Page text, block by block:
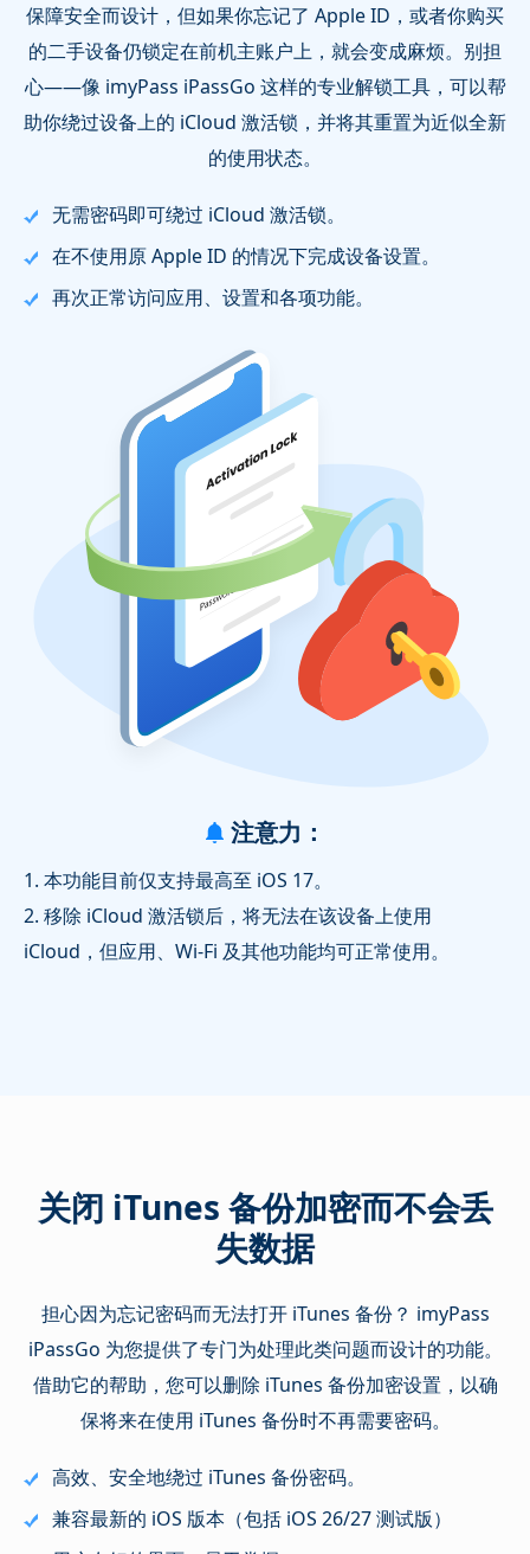
保障安全而设计，但如果你忘记了 Apple ID，或者你购买
的二手设备仍锁定在前机主账户上，就会变成麻烦。别担
心——像 imyPass iPassGo 这样的专业解锁工具，可以帮
助你绕过设备上的 iCloud 激活锁，并将其重置为近似全新
的使用状态。
无需密码即可绕过 iCloud 激活锁。
在不使用原 Apple ID 的情况下完成设备设置。
再次正常访问应用、设置和各项功能。
注意力：
1. 本功能目前仅支持最高至 iOS 17。
2. 移除 iCloud 激活锁后，将无法在该设备上使用
iCloud，但应用、Wi‑Fi 及其他功能均可正常使用。
关闭 iTunes 备份加密而不会丢
失数据
担心因为忘记密码而无法打开 iTunes 备份？ imyPass
iPassGo 为您提供了专门为处理此类问题而设计的功能。
借助它的帮助，您可以删除 iTunes 备份加密设置，以确
保将来在使用 iTunes 备份时不再需要密码。
高效、安全地绕过 iTunes 备份密码。
兼容最新的 iOS 版本（包括 iOS 26/27 测试版）